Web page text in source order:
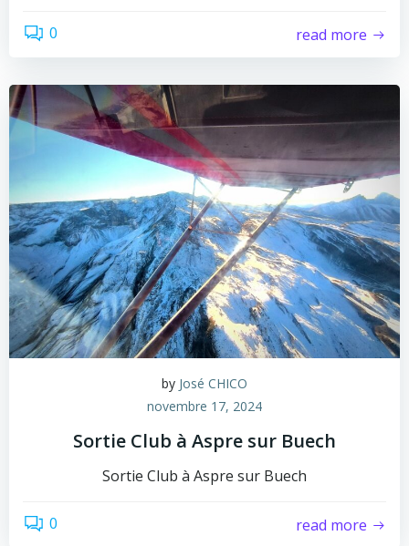
0 read more
by José CHICO
novembre 17, 2024
Sortie Club à Aspre sur Buech
Sortie Club à Aspre sur Buech
0 read more